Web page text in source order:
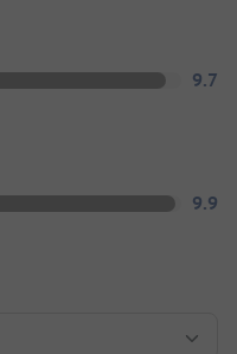
9.7
9.9